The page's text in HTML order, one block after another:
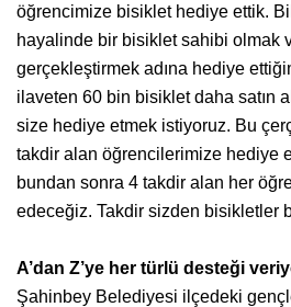
öğrencimize bisiklet hediye ettik.
hayalinde bir bisiklet sahibi olmak
gerçekleştirmek adına hediye
ilaveten 60 bin bisiklet daha satın
size hediye etmek istiyoruz. Bu
takdir alan öğrencilerimize hediye
bundan sonra 4 takdir alan her
edeceğiz. Takdir sizden bisikletler
A’dan Z’ye her türlü desteği
Şahinbey Belediyesi ilçedeki